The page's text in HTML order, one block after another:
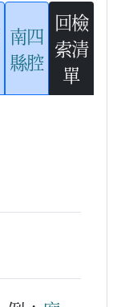
南四
縣腔
回檢
索清
單